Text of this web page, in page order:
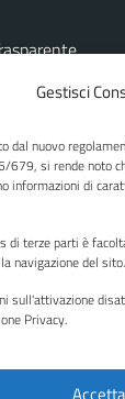
Gestisci
dal nuovo
679, si rende noto
informazioni di
di terze parti è
navigazione del sito.
sull'attivazione
Privacy.
Accetta